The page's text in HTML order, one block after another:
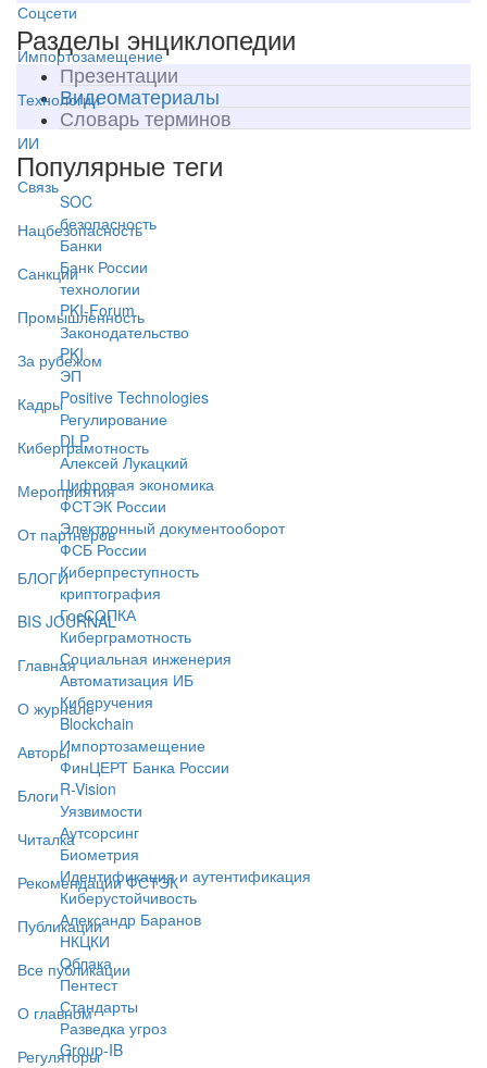
Соцсети
Импортозамещение
Технологии
ИИ
Связь
Нацбезопасность
Санкции
Промышленность
За рубежом
Кадры
Киберграмотность
Мероприятия
От партнёров
БЛОГИ
BIS JOURNAL
Главная
О журнале
Авторы
Блоги
Читалка
Рекомендации ФСТЭК
Публикации
Все публикации
О главном
Регуляторы
Разделы энциклопедии
Презентации
Видеоматериалы
Словарь терминов
Популярные теги
SOC
безопасность
Банки
Банк России
технологии
PKI-Forum
Законодательство
PKI
ЭП
Positive Technologies
Регулирование
DLP
Алексей Лукацкий
Цифровая экономика
ФСТЭК России
Электронный документооборот
ФСБ России
Киберпреступность
криптография
ГосСОПКА
Киберграмотность
Социальная инженерия
Автоматизация ИБ
Киберучения
Blockchain
Импортозамещение
ФинЦЕРТ Банка России
R-Vision
Уязвимости
Аутсорсинг
Биометрия
Идентификация и аутентификация
Киберустойчивость
Александр Баранов
НКЦКИ
Облака
Пентест
Стандарты
Разведка угроз
Group-IB